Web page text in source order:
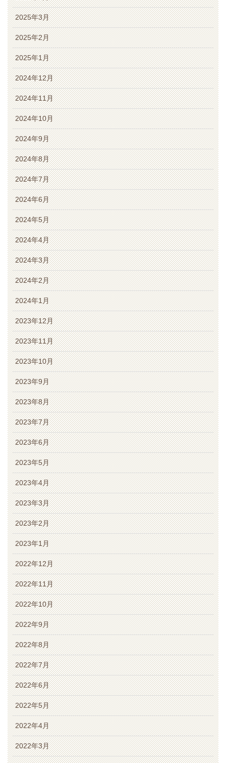
2025年3月
2025年2月
2025年1月
2024年12月
2024年11月
2024年10月
2024年9月
2024年8月
2024年7月
2024年6月
2024年5月
2024年4月
2024年3月
2024年2月
2024年1月
2023年12月
2023年11月
2023年10月
2023年9月
2023年8月
2023年7月
2023年6月
2023年5月
2023年4月
2023年3月
2023年2月
2023年1月
2022年12月
2022年11月
2022年10月
2022年9月
2022年8月
2022年7月
2022年6月
2022年5月
2022年4月
2022年3月